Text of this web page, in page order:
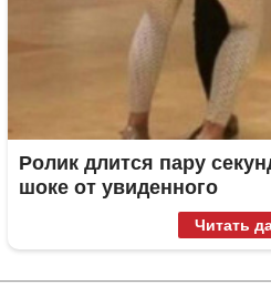
Ролик длится пару
шоке от увиденного
Читать